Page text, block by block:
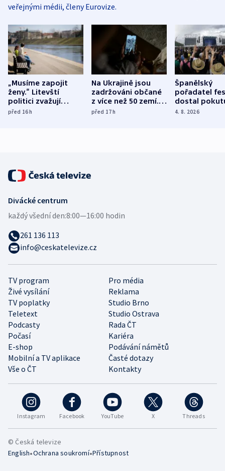
veřejnými médii, členy Eurovize.
„Musíme zapojit
ženy.“ Litevští
politici zvažují
dohodu o
před 16h
Na Ukrajině jsou
zadržováni občané
z více než 50 zemí.
Bojovali na straně
před 17h
Španělský
pořadatel
dostal
nekalé
4. 8. 2026
Instagram Facebook YouTube X Threads
TV program
Pro média
Živé vysílání
Reklama
TV poplatky
Studio Brno
Teletext
Studio Ostrava
Podcasty
Rada ČT
Počasí
Kariéra
E-shop
Podávání námětů
Mobilní a TV aplikace
Časté dotazy
Vše o ČT
Kontakty
Divácké centrum
každý všední den:8:00—16:00 hodin
261 136 113
info@ceskatelevize.cz
© Česká televize
English•Ochrana soukromí•Přístupnost